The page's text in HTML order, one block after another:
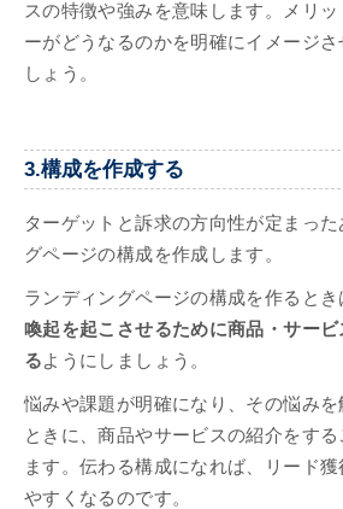
スの特徴や強みを意味します。メリ
ーがどうなるのかを明確にイメージさ
しょう。
3.構成を作成する
ターゲットと訴求の方向性が定まっ
グページの構成を作成します。
ランディングページの構成を作るとき
喚起を起こさせるために商品・サー
るようにしましょう。
悩みや課題が明確になり、その悩み
ときに、商品やサービスの紹介をす
ます。伝わる構成になれば、リード
やすくなるのです。